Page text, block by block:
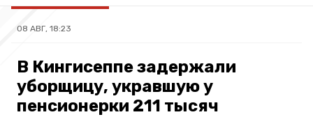
08 АВГ, 18:23
В Кингисеппе задержали
уборщицу, укравшую у
пенсионерки 211 тысяч